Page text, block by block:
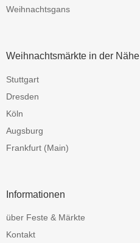
Weihnachtsgans
Weihnachtsmärkte in der Nähe
Stuttgart
Dresden
Köln
Augsburg
Frankfurt (Main)
Informationen
über Feste & Märkte
Kontakt